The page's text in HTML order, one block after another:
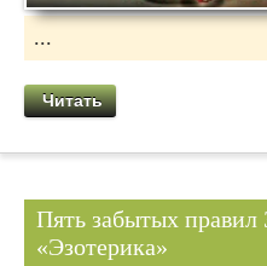
...
Читать
Пять забытых
«Эзотерика»